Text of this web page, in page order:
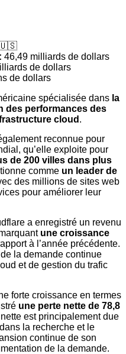
🇺🇸
46,49 milliards de dollars
de dollars
de dollars
spécialisée dans la
des performances des
cloud .
reconnue pour
qu’elle exploite pour
de 200 villes dans plus
comme un leader de
des millions de sites web
pour améliorer leur
a enregistré un revenu
une croissance
à l’année précédente.
la demande continue
et de gestion du trafic
forte croissance en termes
une perte nette de 78,8
est principalement due
la recherche et le
continue de son
de la demande.